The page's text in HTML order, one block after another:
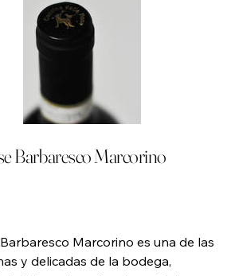
Barbaresco Marcorino
Marcorino es una de las
y delicadas de la bodega,